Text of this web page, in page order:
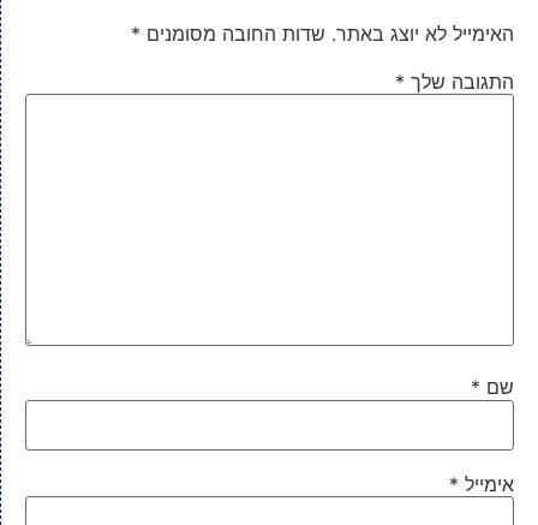
האימייל לא יוצג באתר. שדות החובה מסומנים *
התגובה שלך *
שם *
אימייל *